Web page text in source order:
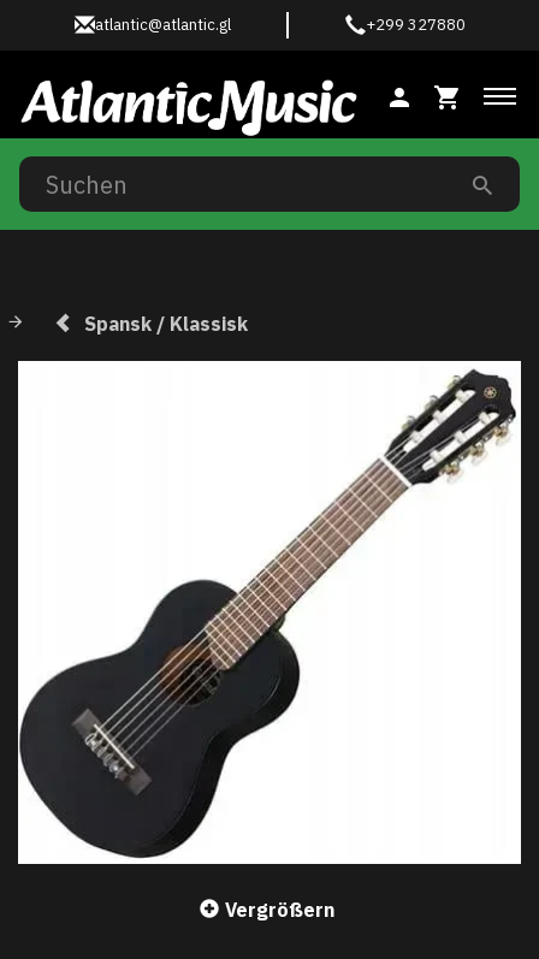
atlantic@atlantic.gl +299 327880
Spansk / Klassisk
Vergrößern